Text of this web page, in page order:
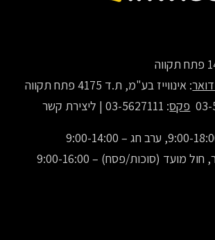
: אינווייז בע"מ, ת.ד 4175 פתח תקווה
פקס: 03-5627111 |
ליצירת קשר
מועד (סוכות/פסח) – 9:00-16:00